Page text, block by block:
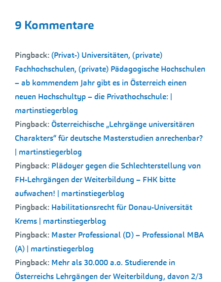
9 Kommentare
Pingback:(Privat-) Universitäten, (private)
Fachhochschulen, (private) Pädagogische Hochschulen
– ab kommendem Jahr gibt es in Österreich einen
neuen Hochschultyp – die Privathochschule: |
martinstiegerblog
Pingback:Österreichische „Lehrgänge universitären
Charakters“ für deutsche Masterstudien anrechenbar?
| martinstiegerblog
Pingback: Plädoyer gegen die Schlechterstellung von
FH-Lehrgängen der Weiterbildung – FHK bitte
aufwachen! | martinstiegerblog
Pingback: Habilitationsrecht für Donau-Universität
Krems | martinstiegerblog
Pingback: Master Professional (D) – Professional MBA
(A) | martinstiegerblog
Pingback: Mehr als 30.000 a.o. Studierende in
Österreichs Lehrgängen der Weiterbildung, davon 2/3